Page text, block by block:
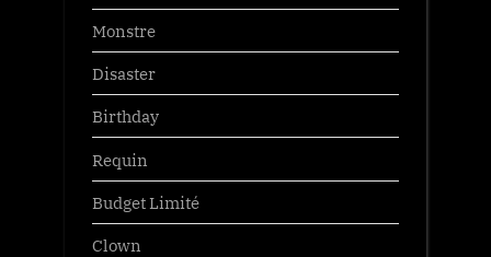
Monstre
Disaster
Birthday
Requin
Budget Limité
Clown